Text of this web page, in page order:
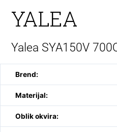
YALEA
Yalea SYA150V
Brend:
Materijal:
Oblik okvira: